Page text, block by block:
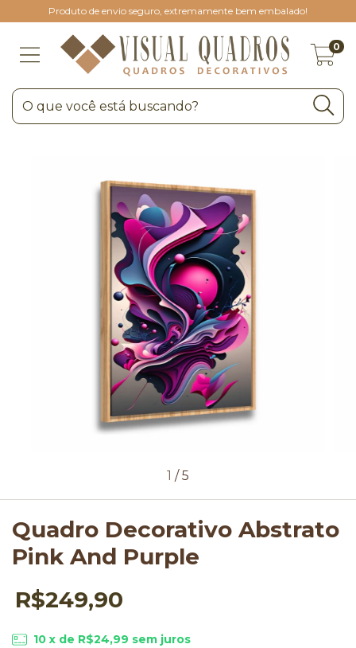
Produto de envio seguro, extremamente bem embalado!
0
1 /5
Quadro Decorativo Abstrato
Pink And Purple
R$249,90
10 x de R$24,99 sem juros